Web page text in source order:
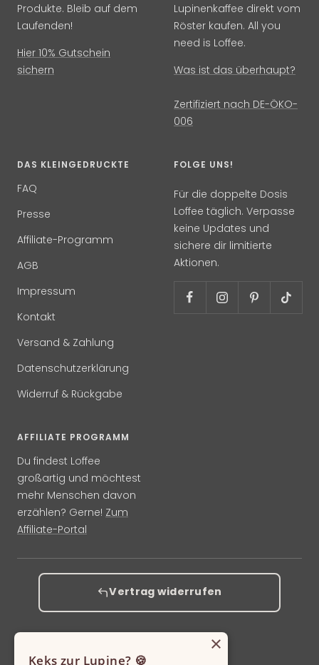
Produkte. Bleib auf dem
Laufenden!
Hier 10% Gutschein
sichern
Lupinenkaffee direkt vom
Röster kaufen. All you
need is Loffee.
Was ist das überhaupt?
Zertifiziert nach DE-ÖKO-
006
DAS KLEINGEDRUCKTE
FAQ
Presse
Affiliate-Programm
AGB
Impressum
Kontakt
Versand & Zahlung
Datenschutzerklärung
Widerruf & Rückgabe
FOLGE UNS!
Für die doppelte Dosis
Loffee täglich. Verpasse
keine Updates und
sichere dir limitierte
Aktionen.
AFFILIATE PROGRAMM
Du findest Loffee
großartig und möchtest
mehr Menschen davon
erzählen? Gerne! Zum
Affiliate-Portal
Vertrag widerrufen
×
Keks zur Lupine? 🍪